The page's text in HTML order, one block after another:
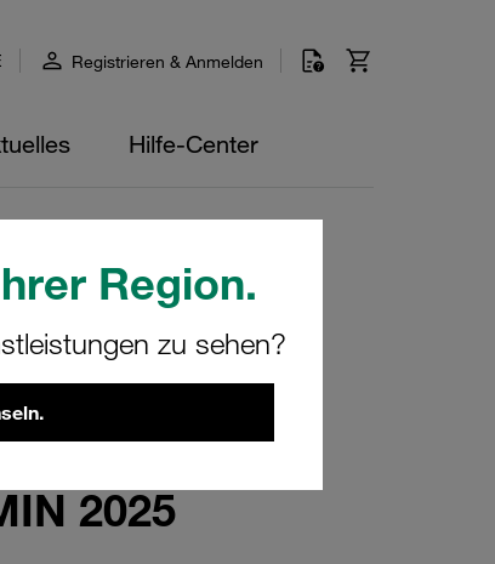
Region.
zu sehen?
Registrieren & Anmelden
Hilfe-Center
2025